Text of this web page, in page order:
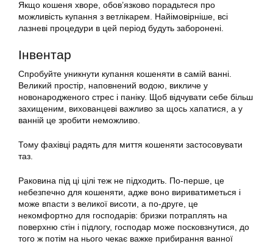
Якщо кошеня хворе, обов’язково порадьтеся про
можливість купання з ветлікарем. Найімовірніше, всі
лазневі процедури в цей період будуть заборонені.
Інвентар
Спробуйте уникнути купання кошеняти в самій ванні.
Великий простір, наповнений водою, викличе у
новонародженого стрес і паніку. Щоб відчувати себе більш
захищеним, вихованцеві важливо за щось хапатися, а у
ванній це зробити неможливо.
Тому фахівці радять для миття кошеняти застосовувати
таз.
Раковина під ці цілі теж не підходить. По-перше, це
небезпечно для кошеняти, адже воно вириватиметься і
може впасти з великої висоти, а по-друге, це
некомфортно для господарів: бризки потраплять на
поверхню стін і підлогу, господар може посковзнутися, до
того ж потім на нього чекає важке прибирання ванної